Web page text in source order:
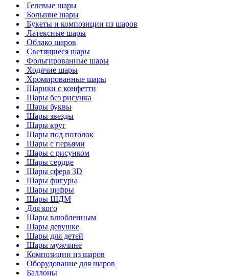
Гелевые шары
Большие шары
Букеты и композиции из шаров
Латексные шары
Облако шаров
Светящиеся шары
Фольгированные шары
Ходячие шары
Хромированные шары
Шарики с конфетти
Шары без рисунка
Шары буквы
Шары звезды
Шары круг
Шары под потолок
Шары с перьями
Шары с рисунком
Шары сердце
Шары сфера 3D
Шары фигуры
Шары цифры
Шары ШДМ
Для кого
Шары влюбленным
Шары девушке
Шары для детей
Шары мужчине
Композиции из шаров
Оборудование для шаров
Баллоны